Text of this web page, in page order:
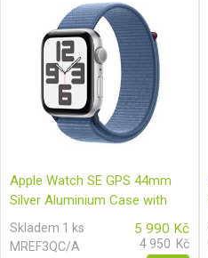
Apple Watch SE GPS 44mm
Silver Aluminium Case with
Winter Blue Sport Loop
Skladem 1 ks
MREF3QC/A
5 990 Kč
4 950 Kč